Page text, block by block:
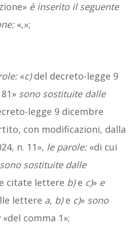
è inserito il seguente
«,»;
«c)del decreto-legge 9
sono sostituite dalle
legge 9 dicembre
con modificazioni, dalla
n. 11», le parole:«di cui
sono sostituite dalle
citate lettere b)e c)» e
lettere a, b)e c)» sono
«del comma 1»;